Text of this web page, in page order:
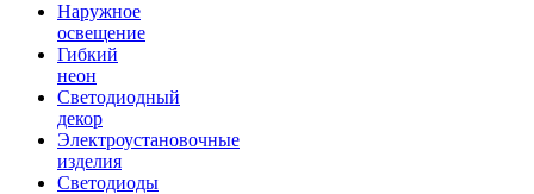
Наружное
освещение
Гибкий
неон
Светодиодный
декор
Электроустановочные
изделия
Светодиоды